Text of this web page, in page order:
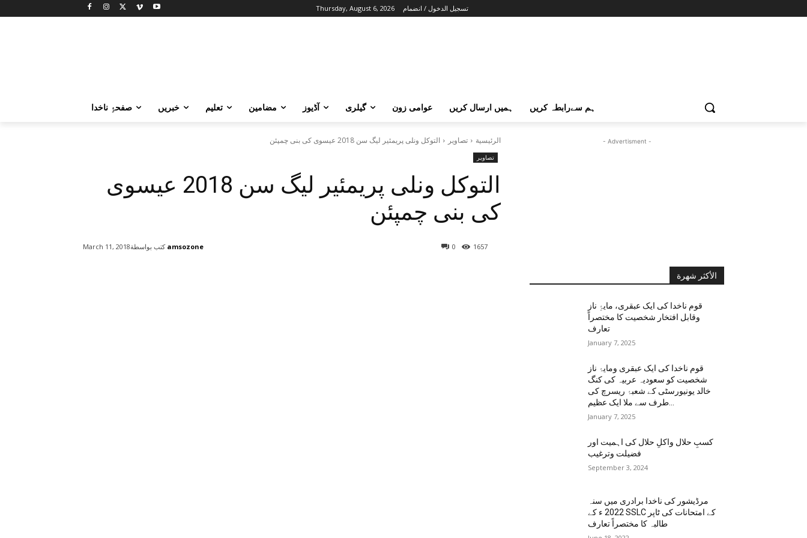
Thursday, August 6, 2026 تسجيل الدخول / انضمام
صفحۂِ ناخدا خبریں تعلیم مضامین آڈیوز گیلری عوامی زون ہمیں ارسال کریں ہم سےرابطہ کریں
الرئيسية تصاویر التوکل ونلی پریمئیر لیگ سن 2018 عیسوی کی بنی چمپئن
تصاویر
التوکل ونلی پریمئیر لیگ سن 2018 عیسوی
کی بنی چمپئن
0 1657
March 11, 2018كتب بواسطة amsozone
- Advertisment -
الأكثر شهرة
قوم ناخدا کی ایک عبقری، مایۂِ ناز
وقابل افتخار شخصیت کا مختصراً
تعارف
January 7, 2025
قوم ناخدا کی ایک عبقری ومایۂ ناز
شخصیت کو سعودیہ عربیہ کی کنگ
خالد یونیورسٹی کے شعبۂ ریسرچ کی
January 7, 2025
کسبِ حلال واکلِ حلال کی اہمیت اور
فضیلت وترغیب
September 3, 2024
مرڈیشور کی ناخدا برادری میں سنہ
2022 ء کے SSLC کے امتحانات کی ٹاپر
طالبہ کا مختصراً تعارف